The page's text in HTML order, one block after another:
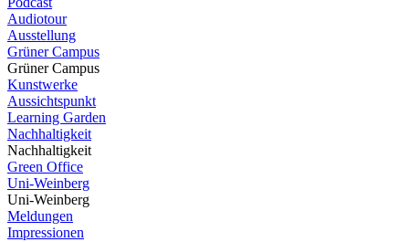
Audiotour
Ausstellung
Grüner Campus
Grüner Campus
Kunstwerke
Aussichtspunkt
Learning Garden
Nachhaltigkeit
Nachhaltigkeit
Green Office
Uni-Weinberg
Uni-Weinberg
Meldungen
Impressionen